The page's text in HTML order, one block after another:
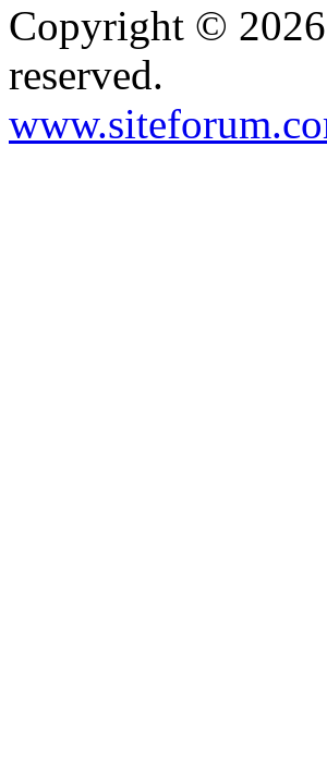
Copyright ©
reserved.